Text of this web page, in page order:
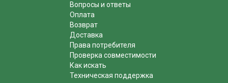
Вопросы и ответы
Оплата
Возврат
Доставка
Права потребителя
Проверка совместимости
Как искать
Техническая поддержка